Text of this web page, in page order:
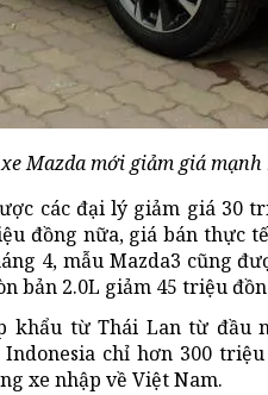
Mazda mới giảm giá
các đại lý giảm giá 30
đồng nữa, giá bán thực
4, mẫu Mazda3 cũng
bản 2.0L giảm 45 triệu
khẩu từ Thái Lan từ đầu
chỉ hơn 300
xe nhập về Việt Nam.